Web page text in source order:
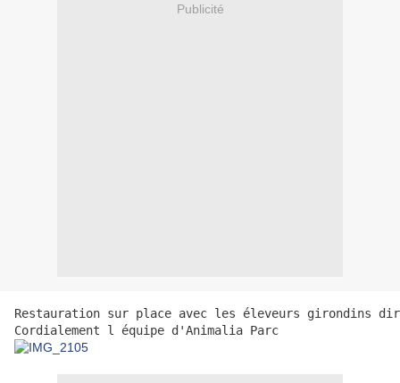
Publicité
Restauration sur place avec les éleveurs girondins
Cordialement l équipe d'Animalia Parc